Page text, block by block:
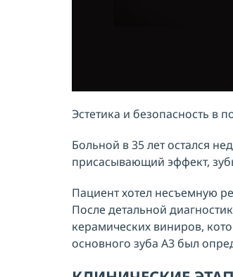
Эстетика и безопасность
Больной в 35 лет остался
присасывающий эффект,
Пациент хотел несъемную
После детальной
керамических виниров,
основного зуба А3 был